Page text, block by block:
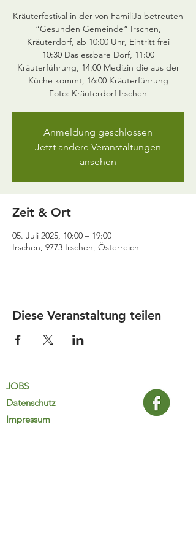
Kräuterfestival in der von FamiliJa betreuten
“Gesunden Gemeinde” Irschen,
Kräuterdorf, ab 10:00 Uhr, Eintritt frei
10:30 Das essbare Dorf, 11:00
Kräuterführung, 14:00 Medizin die aus der
Küche kommt, 16:00 Kräuterführung
Anmeldung geschlossen
Jetzt andere Veranstaltungen
ansehen
Zeit & Ort
05. Juli 2025, 10:00 – 19:00
Irschen, 9773 Irschen, Österreich
Diese Veranstaltung teilen
JOBS
Datenschutz
Impressum